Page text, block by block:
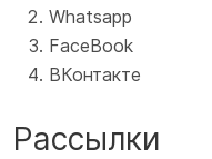
Whatsapp
FaceBook
ВКонтакте
Рассылки